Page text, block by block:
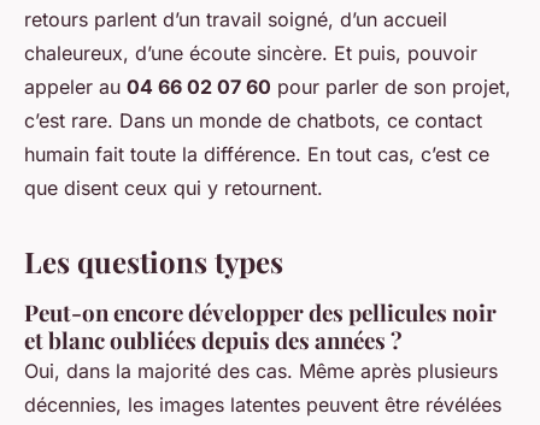
retours parlent d’un travail soigné, d’un accueil
chaleureux, d’une écoute sincère. Et puis, pouvoir
appeler au 04 66 02 07 60 pour parler de son projet,
c’est rare. Dans un monde de chatbots, ce contact
humain fait toute la différence. En tout cas, c’est ce
que disent ceux qui y retournent.
Les questions types
Peut-on encore développer des pellicules noir
et blanc oubliées depuis des années ?
Oui, dans la majorité des cas. Même après plusieurs
décennies, les images latentes peuvent être révélées